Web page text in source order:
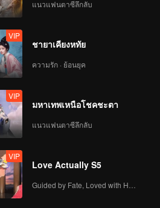
แนวแฟนตาซีลึกลับ
VIP
ชายาเคียงหทัย
ความรัก · ย้อนยุค
VIP
มหาเทพเหนือโชคชะตา
แนวแฟนตาซีลึกลับ
VIP
Love Actually S5